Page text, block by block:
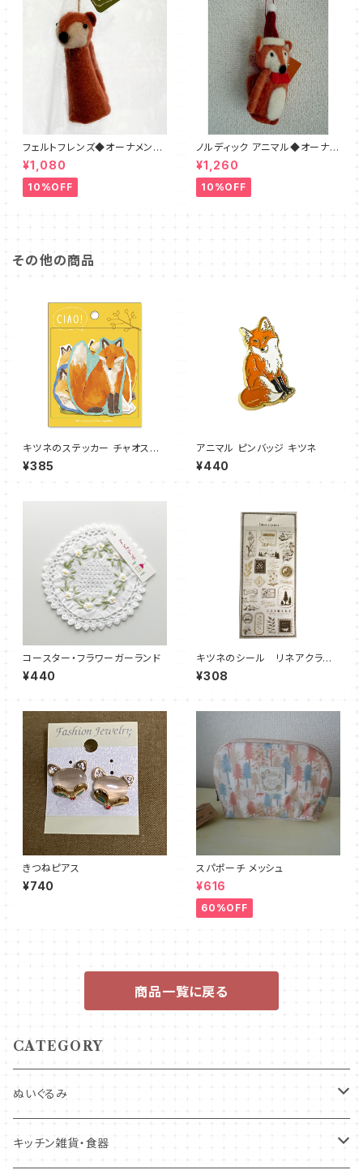
フェルトフレンズ◆オーナメント
フォックス
¥1,080
10%OFF
ノルディック アニマル◆オーナメ
ント◆キツネ フェルト
¥1,260
10%OFF
その他の商品
キツネのステッカー チャオステ
ッカー きつね
¥385
アニマル ピンバッジ キツネ
¥440
コースター・フラワーガーランド
¥440
キツネのシール リネアクラシ
カステッカー
¥308
きつねピアス
¥740
スパポーチ メッシュ
¥616
60%OFF
商品一覧に戻る
CATEGORY
ぬいぐるみ
キツネ
キッチン雑貨・食器